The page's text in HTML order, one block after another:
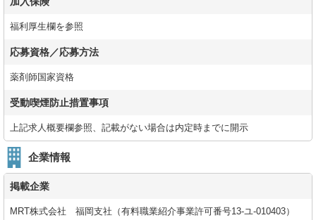
福利厚生欄を参照
応募資格／応募方法
薬剤師国家資格
受動喫煙防止措置事項
上記求人概要欄参照、記載がない場合は内定時までに開示
企業情報
掲載企業
MRT株式会社 福岡支社（有料職業紹介事業許可番号13-ユ-010403）